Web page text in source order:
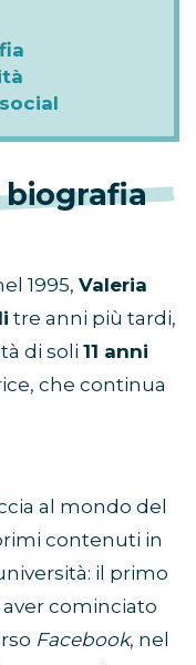
biografia
1995, Valeria
tre anni più tardi,
di soli 11 anni
che continua
al mondo del
contenuti in
il primo
aver cominciato
Facebook, nel